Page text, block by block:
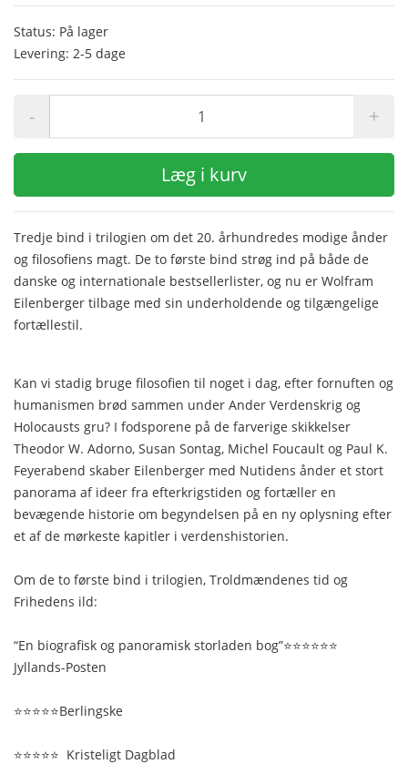
Status: På lager
Levering: 2-5 dage
- +
Læg i kurv
Tredje bind i trilogien om det 20. århundredes modige ånder
og filosofiens magt. De to første bind strøg ind på både de
danske og internationale bestsellerlister, og nu er Wolfram
Eilenberger tilbage med sin underholdende og tilgængelige
fortællestil.
Kan vi stadig bruge filosofien til noget i dag, efter fornuften og
humanismen brød sammen under Ander Verdenskrig og
Holocausts gru? I fodsporene på de farverige skikkelser
Theodor W. Adorno, Susan Sontag, Michel Foucault og Paul K.
Feyerabend skaber Eilenberger med Nutidens ånder et stort
panorama af ideer fra efterkrigstiden og fortæller en
bevægende historie om begyndelsen på en ny oplysning efter
et af de mørkeste kapitler i verdenshistorien.
Om de to første bind i trilogien, Troldmændenes tid og
Frihedens ild:
“En biografisk og panoramisk storladen bog”⭐️⭐️⭐️⭐️⭐️⭐️
Jyllands-Posten
⭐️⭐️⭐️⭐️⭐️Berlingske
⭐️⭐️⭐️⭐️⭐️ Kristeligt Dagblad